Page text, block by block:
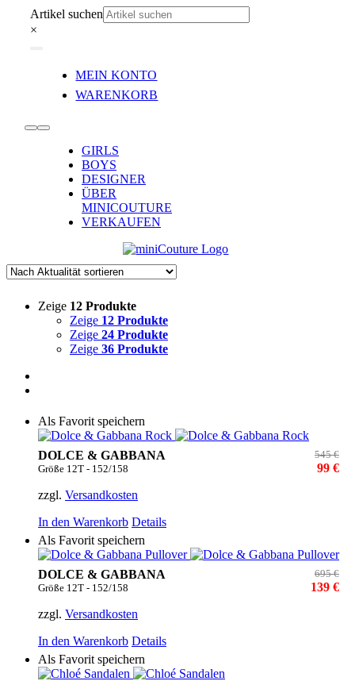
Inhalt
Artikel suchen
×
Navigation
MEIN KONTO
WARENKORB
Toggle
Navigation
GIRLS
BOYS
DESIGNER
ÜBER
MINICOUTURE
VERKAUFEN
Zeige 12 Produkte
Zeige 12 Produkte
Zeige 24 Produkte
Zeige 36 Produkte
Als Favorit speichern
DOLCE & GABBANA
Größe 12T - 152/158
545 €
99 €
zzgl. Versandkosten
In den Warenkorb Details
Als Favorit speichern
DOLCE & GABBANA
Größe 12T - 152/158
695 €
139 €
zzgl. Versandkosten
In den Warenkorb Details
Als Favorit speichern